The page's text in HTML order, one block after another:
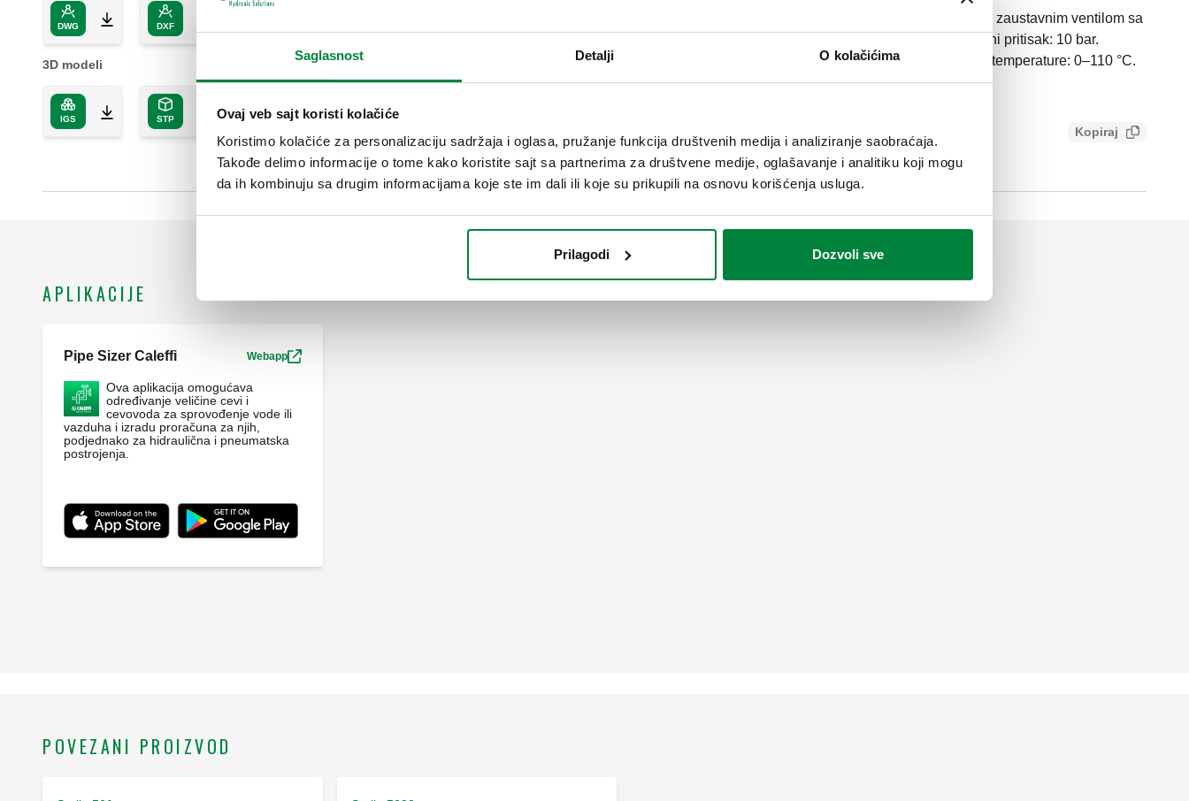
Saglasnost Detalji O kolačićima
Ovaj veb sajt koristi kolačiće
Koristimo kolačiće za personalizaciju sadržaja i oglasa, pružanje funkcija društvenih medija i analiziranje saobraćaja.
Takođe delimo informacije o tome kako koristite sajt sa partnerima za društvene medije, oglašavanje i analitiku koji mogu
da ih kombinuju sa drugim informacijama koje ste im dali ili koje su prikupili na osnovu korišćenja usluga.
Prilagodi Dozvoli sve
DWG DXF
3D modeli
IGS STP
Automatski odstranjivač vazduha. U kompletu sa automatskim zaustavnim ventilom sa
zaptivkom. Priključak: G 3/8" A (ISO 228-1) M. Maksimalni radni pritisak: 10 bar.
Maksimalni pritisak ispuštanja vazduha: 6 bar. Srednji raspon temperature: 0–110 °C.
Materijal: mesing.
56ab3560-bfb2-4469-a370-fc9575ee8975
Kopiraj
APLIKACIJE
Pipe Sizer Caleffi Webapp
Ova aplikacija omogućava
određivanje veličine cevi i
cevovoda za sprovođenje vode ili
vazduha i izradu proračuna za njih,
podjednako za hidraulična i pneumatska
postrojenja.
POVEZANI PROIZVOD